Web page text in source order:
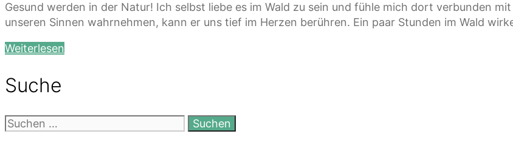
Gesund werden in der Natur! Ich selbst liebe es im Wald zu sein und fühle mich dort verbunden
unseren Sinnen wahrnehmen, kann er uns tief im Herzen berühren. Ein paar Stunden im Wald
Weiterlesen
Suche
Suchen
nach: